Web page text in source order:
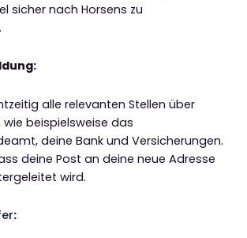
sicher nach Horsens zu
alle relevanten Stellen über
wie beispielsweise das
deine Bank und Versicherungen.
deine Post an deine neue Adresse
wird.
: